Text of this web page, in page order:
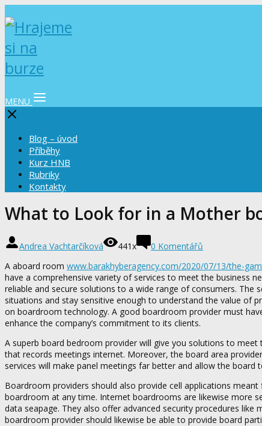
MENU
Blog – úvod
Příběhy
Kurz HNB
Rubriky
Kontakty
What to Look for in a Mother
Andrea Vachtarčíková 441x
0 Komentářů
A aboard room www.barakhyberagency.com/2020/07/13/the-
have a comprehensive variety of services to meet the business
reliable and secure solutions to a wide range of consumers.
situations and stay sensitive enough to understand the value of
on boardroom technology. A good boardroom provider must
enhance the company’s commitment to its clients.
A superb board bedroom provider will give you solutions to
that records meetings internet. Moreover, the board area
services will make panel meetings far better and allow the board
Boardroom providers should also provide cell applications
boardroom at any time. Internet boardrooms are likewise more
data seapage. They also offer advanced security procedures
boardroom provider should likewise be able to provide board